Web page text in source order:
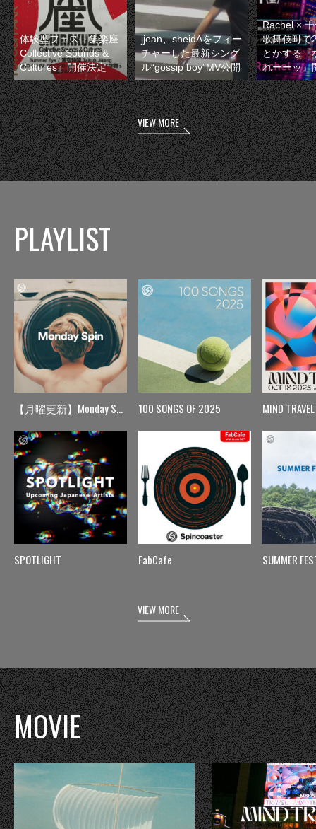
体験型フェス『集楽座
Collective Sounds &
Cultures』開催決定
jjean、sheidAをフィー
チャーした最新シング
ル“gossip boy”MV公開
Rachel ×
歌舞伎町で
とかする『
れーーッ』
VIEW MORE
PLAYLIST
【月曜更新】Monday Spin
SPOTLIGHT
100 SONGS OF 2025
FabCafe
MIND TRAVEL
SUMMER
VIEW MORE
MOVIE